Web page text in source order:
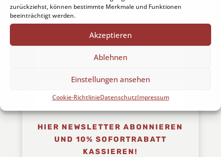
zurückziehst, können bestimmte Merkmale und Funktionen
beeinträchtigt werden.
Akzeptieren
Ablehnen
Einstellungen ansehen
Cookie-RichtlinieDatenschutzImpressum
HIER NEWSLETTER ABONNIEREN
UND 10% SOFORTRABATT
KASSIEREN!